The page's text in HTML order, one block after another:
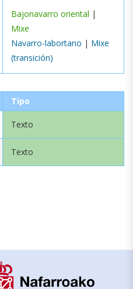
Bajonavarro oriental |
Mixe
Navarro-labortano | Mixe
(transición)
Tipo
Texto
Texto